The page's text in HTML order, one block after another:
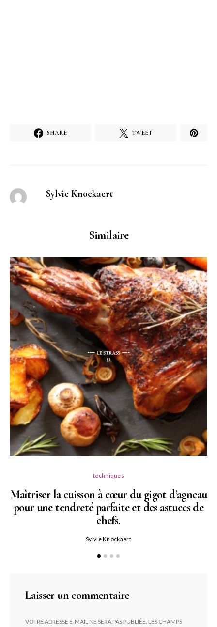
SHARE TWEET
Sylvie Knockaert
Similaire
techniques
Maîtriser la cuisson à cœur du gigot d’agneau
pour une tendreté parfaite et des astuces de
chefs.
Sylvie Knockaert
Laisser un commentaire
VOTRE ADRESSE E-MAIL NE SERA PAS PUBLIÉE. LES CHAMPS